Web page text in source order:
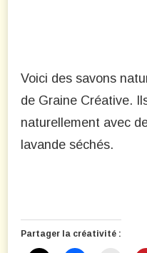
Voici des savons
de Graine Créative.
naturellement avec
lavande séchés.
Partager la créativité :